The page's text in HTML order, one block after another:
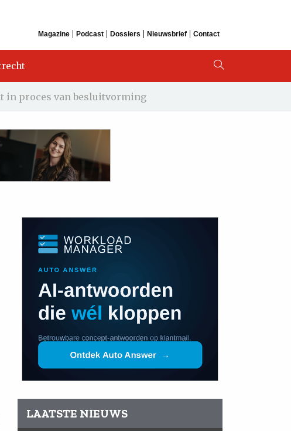
Magazine Podcast Dossiers Nieuwsbrief Contact
in proces van besluitvorming
LAATSTE NIEUWS